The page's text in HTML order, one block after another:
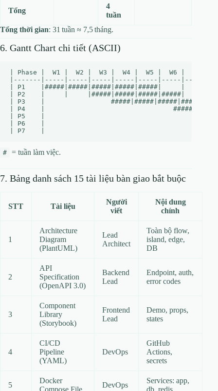
Tổng
4
tuần
Tổng thời gian: 31 tuần ≈ 7,5 tháng.
6. Gantt Chart chi tiết (ASCII)
| Phase |  W1 |  W2 |  W3 |  W4 |  W5 |  W6 |  W7 |
|-------|-----|-----|-----|-----|-----|-----|-----
| P1
| P2    |     |
| P3    |
| P4    |
| P5    |
| P6    |
# = tuần làm việc.
7. Bảng danh sách 15 tài liệu bàn giao bắt buộc
STT Tài liệu
Người
viết
Nội dung
chính
1
Architecture
Diagram
(PlantUML)
Lead
Architect
Toàn bộ flow,
island, edge,
DB
2
API
Specification
(OpenAPI 3.0)
Backend
Lead
Endpoint, auth,
error codes
3
Component
Library
(Storybook)
Frontend
Lead
Demo, props,
states
4
CI/CD
Pipeline
(YAML)
DevOps
GitHub
Actions,
secrets
5
Docker
Compose File
DevOps
Services: app,
db, redis